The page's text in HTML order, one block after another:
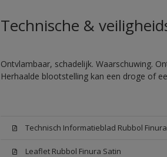
Technische &
Ontvlambaar, schadelijk. Waarschuwing.
Herhaalde blootstelling kan een droge of
Technisch Informatieblad Rubbol Finura
Leaflet Rubbol Finura Satin